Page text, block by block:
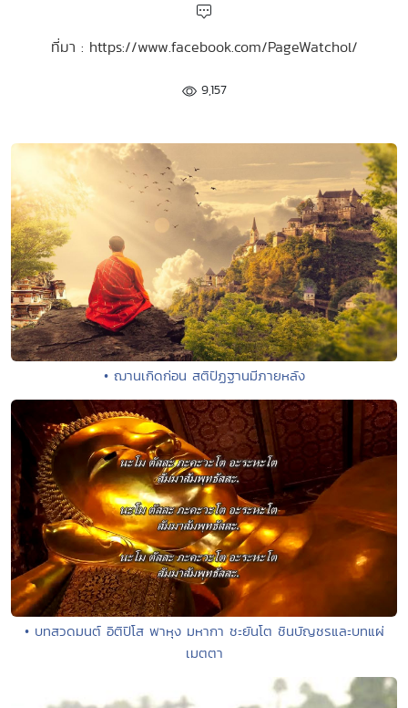
ที่มา : https://www.facebook.com/PageWatchol/
9,157
• ฌานเกิดก่อน สติปัฏฐานมีภายหลัง
• บทสวดมนต์ อิติปิโส พาหุง มหากา ชะยันโต ชินบัญชรและบทแผ่
เมตตา